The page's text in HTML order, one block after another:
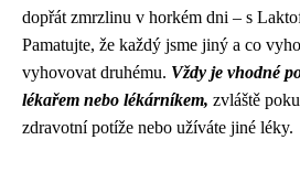
dopřát zmrzlinu v horkém dni – s
Pamatujte, že každý jsme jiný a co
vyhovovat druhému. Vždy je vhodné
lékařem nebo lékárníkem, zvláště
zdravotní potíže nebo užíváte jiné léky.